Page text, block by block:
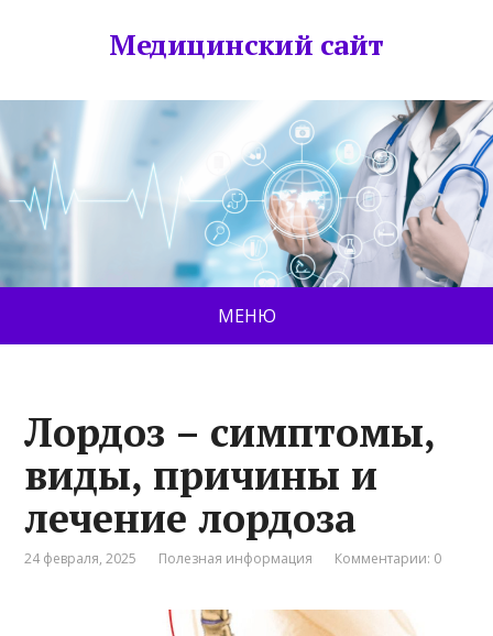
Медицинский сайт
МЕНЮ
Лордоз – симптомы,
виды, причины и
лечение лордоза
24 февраля, 2025 Полезная информация Комментарии: 0